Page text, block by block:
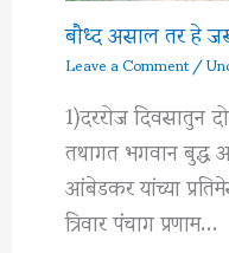
बौध्द असाल तर हे
Leave a Comment/
1)दररोज
तथागत भगवान बुद्ध
आंबेडकर यांच्या
त्रिवार पंचाग प्रणाम…